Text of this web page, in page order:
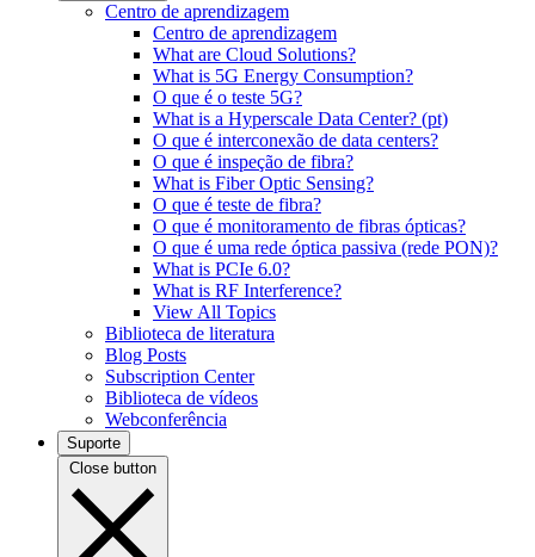
Centro de aprendizagem
Centro de aprendizagem
What are Cloud Solutions?
What is 5G Energy Consumption?
O que é o teste 5G?
What is a Hyperscale Data Center? (pt)
O que é interconexão de data centers?
O que é inspeção de fibra?
What is Fiber Optic Sensing?
O que é teste de fibra?
O que é monitoramento de fibras ópticas?
O que é uma rede óptica passiva (rede PON)?
What is PCIe 6.0?
What is RF Interference?
View All Topics
Biblioteca de literatura
Blog Posts
Subscription Center
Biblioteca de vídeos
Webconferência
Suporte
Close button